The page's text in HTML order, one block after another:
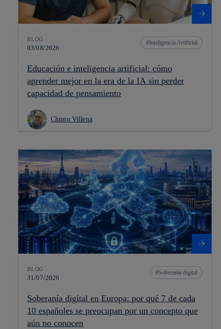
BLOG
03/08/2026
Inteligencia Artificial
Educación e inteligencia artificial: cómo
aprender mejor en la era de la IA sin perder
capacidad de pensamiento
Chimo Villena
BLOG
31/07/2026
Soberanía digital
Soberanía digital en Europa: por qué 7 de cada
10 españoles se preocupan por un concepto que
aún no conocen